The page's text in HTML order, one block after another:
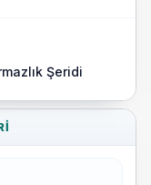
Şeridi